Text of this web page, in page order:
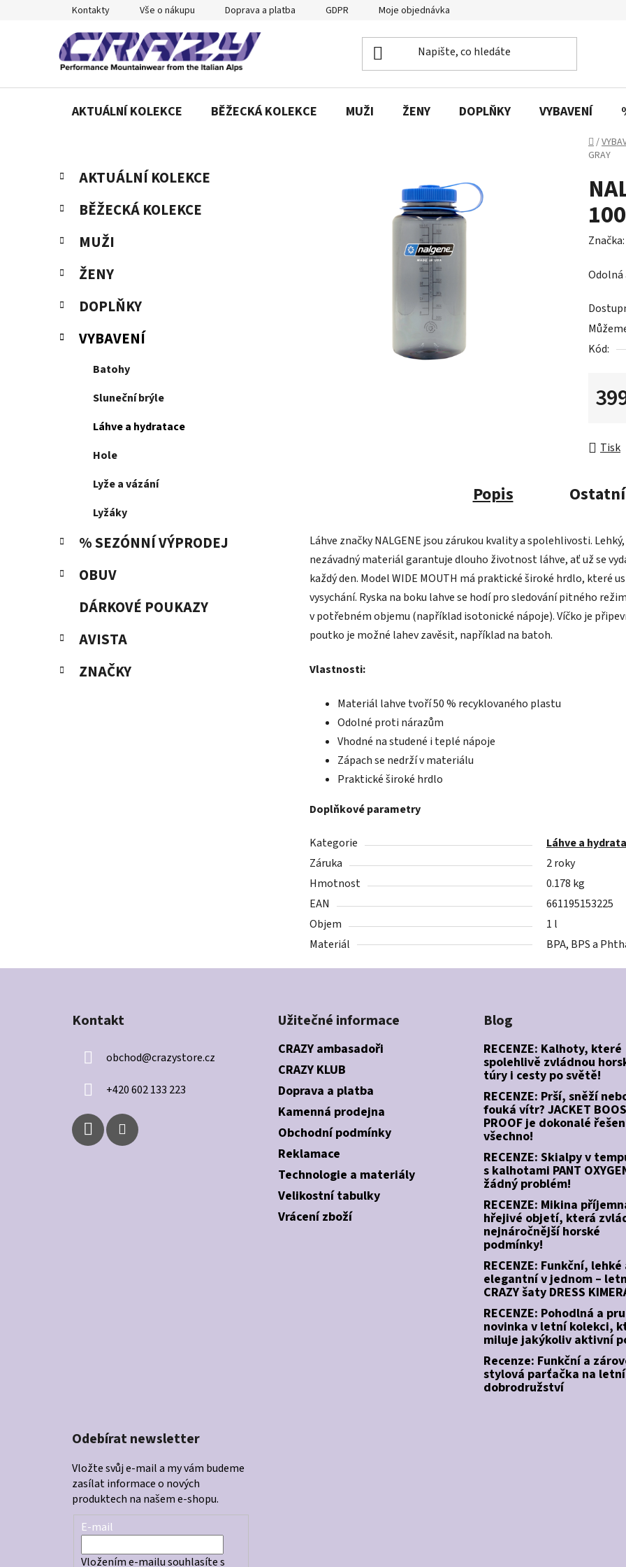
Kontakty Vše o nákupu Doprava a platba GDPR Moje objednávka
AKTUÁLNÍ KOLEKCE BĚŽECKÁ KOLEKCE MUŽI ŽENY DOPLŇKY VYBAVENÍ
Domů
/
GRAY
P
s
r
n
n
í
p
Přeskočit
kategorie
K
a
t
e
o
i
AKTUÁLNÍ KOLEKCE
BĚŽECKÁ KOLEKCE
MUŽI
ŽENY
DOPLŇKY
VYBAVENÍ
Batohy
Sluneční brýle
Láhve a hydratace
Hole
Lyže a vázání
Lyžáky
% SEZÓNNÍ VÝPRODEJ
OBUV
DÁRKOVÉ POUKAZY
AVISTA
ZNAČKY
Značka:
Odolná
Kód:
Tisk
Popis
Láhve značky NALGENE jsou zárukou kvality a spolehlivosti.
nezávadný materiál garantuje dlouho životnost láhve, ať už se
každý den. Model WIDE MOUTH má praktické široké hrdlo, které
vysychání. Ryska na boku lahve se hodí pro sledování pitného
v potřebném objemu (například isotonické nápoje). Víčko je
poutko je možné lahev zavěsit, například na batoh.
Vlastnosti:
Materiál lahve tvoří 50 % recyklovaného plastu
Odolné proti nárazům
Vhodné na studené i teplé nápoje
Zápach se nedrží v materiálu
Praktické široké hrdlo
Doplňkové parametry
Kategorie
Láhve a
Záruka
2 roky
Hmotnost
0.178 kg
EAN
661195153225
Objem
1 l
Materiál
BPA, BPS a
Kontakt
obchod@crazystore.cz
+420 602 133 223
Užitečné informace
CRAZY ambasadoři
CRAZY KLUB
Doprava a platba
Kamenná prodejna
Obchodní podmínky
Reklamace
Technologie a materiály
Velikostní tabulky
Vrácení zboží
Blog
RECENZE: Kalhoty, které
spolehlivě zvládnou
túry i cesty po světě!
RECENZE: Prší, sněží
fouká vítr? JACKET
PROOF je dokonalé
všechno!
RECENZE: Skialpy v
s kalhotami PANT
žádný problém!
RECENZE: Mikina
hřejivé objetí, která
nejnáročnější horské
podmínky!
RECENZE: Funkční, lehké
elegantní v jednom –
CRAZY šaty DRESS
RECENZE: Pohodlná a
novinka v letní kolekci,
miluje jakýkoliv aktivní
Recenze: Funkční a
stylová parťačka na letní
dobrodružství
Odebírat newsletter
Vložte svůj e-mail a my vám budeme
zasílat informace o nových
produktech na našem e-shopu.
E-mail
Vložením e-mailu souhlasíte s